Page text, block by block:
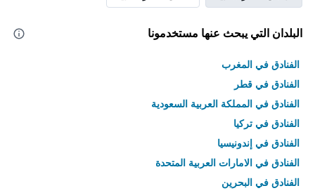
البلدان التي يبحث عنها مستخدمونا
الفنادق في المغرب
الفنادق في قطر
الفنادق في المملكة العربية السعودية
الفنادق في تركيا
الفنادق في إندونيسيا
الفنادق في الامارات العربية المتحدة
الفنادق في البحرين